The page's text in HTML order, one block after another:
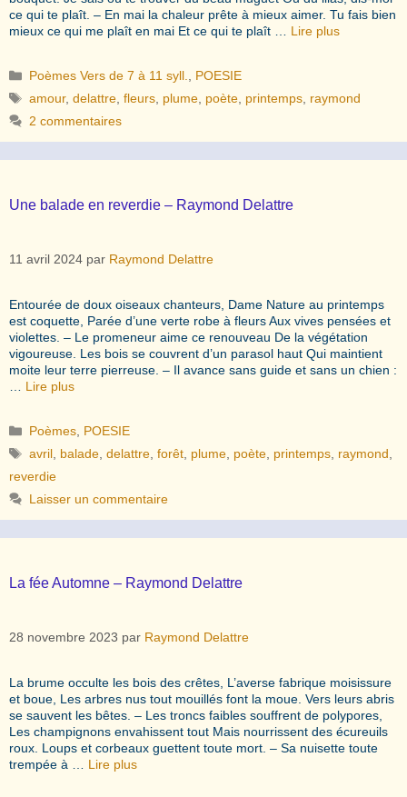
ce qui te plaît. – En mai la chaleur prête à mieux aimer. Tu fais bien
mieux ce qui me plaît en mai Et ce qui te plaît … Lire plus
Catégories
Poèmes Vers de 7 à 11 syll.
POESIE
Étiquettes
amour,delattre ,fleurs plume poète printemps raymond
2 commentaires
Une balade en reverdie – Raymond Delattre
11 avril 2024 par Raymond Delattre
Entourée de doux oiseaux chanteurs, Dame Nature au printemps
est coquette, Parée d’une verte robe à fleurs Aux vives pensées et
violettes. – Le promeneur aime ce renouveau De la végétation
vigoureuse. Les bois se couvrent d’un parasol haut Qui maintient
moite leur terre pierreuse. – Il avance sans guide et sans un chien :
Lire plus
Catégories
Poèmes POESIE
Étiquettes
avril balade ,delattre ,forêt plume poète printemps raymond
reverdie
Laisser un commentaire
La fée Automne – Raymond Delattre
28 novembre 2023 par Raymond Delattre
La brume occulte les bois des crêtes, L’averse fabrique moisissure
et boue, Les arbres nus tout mouillés font la moue. Vers leurs abris
se sauvent les bêtes. – Les troncs faibles souffrent de polypores,
Les champignons envahissent tout Mais nourrissent des écureuils
roux. Loups et corbeaux guettent toute mort. – Sa nuisette toute
trempée à … Lire plus